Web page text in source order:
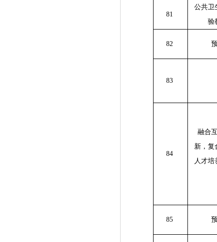
81
公共卫
验
82
83
84
融合
新，复
人才培
85